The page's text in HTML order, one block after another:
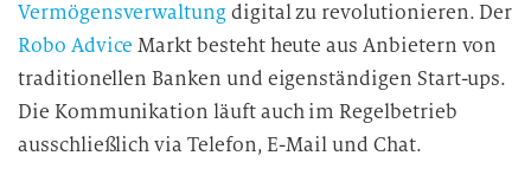
Vermögensverwaltungdigital zu revolutionieren. Der
Robo Advice Markt besteht heute aus Anbietern von
traditionellen Banken und eigenständigen Start-ups.
Die Kommunikation läuft auch im Regelbetrieb
ausschließlich via Telefon, E-Mail und Chat.